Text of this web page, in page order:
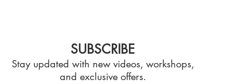
SUBSCRIBE
Stay updated with new videos, workshops,
and exclusive offers.